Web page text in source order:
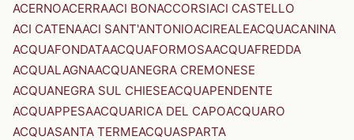
ACERNOACERRAACI BONACCORSIACI CASTELLO
ACI CATENAACI SANT'ANTONIOACIREALEACQUACANINA
ACQUAFONDATAACQUAFORMOSAACQUAFREDDA
ACQUALAGNAACQUANEGRA CREMONESE
ACQUANEGRA SUL CHIESEACQUAPENDENTE
ACQUAPPESAACQUARICA DEL CAPOACQUARO
ACQUASANTA TERMEACQUASPARTA